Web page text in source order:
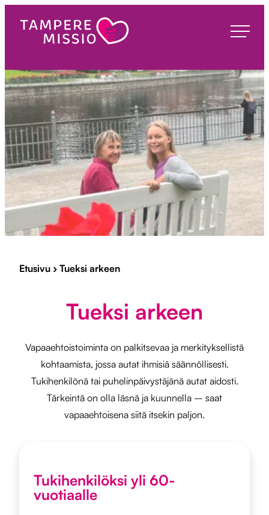
suoraan
sisältöön
TampereMissio
Etusivu › Tueksi arkeen
Tueksi arkeen
Vapaaehtoistoiminta on palkitsevaa ja merkityksellistä
kohtaamista, jossa autat ihmisiä säännöllisesti.
Tukihenkilönä tai puhelinpäivystäjänä autat aidosti.
Tärkeintä on olla läsnä ja kuunnella – saat
vapaaehtoisena siitä itsekin paljon.
Tukihenkilöksi yli 60-
vuotiaalle